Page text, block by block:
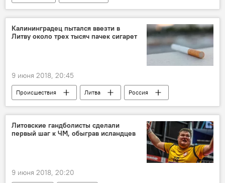
Энергостратегия Литвы и выход из БРЭЛЛ
Литва
Латвия
Эстония
БРЭЛЛ
синхронизация
Калининградец пытался ввезти в
Литву около трех тысяч пачек сигарет
9 июня 2018, 20:45
Происшествия Литва
Россия
Калининградская область
Литовские гандболисты сделали
первый шаг к ЧМ, обыграв исландцев
9 июня 2018, 20:20